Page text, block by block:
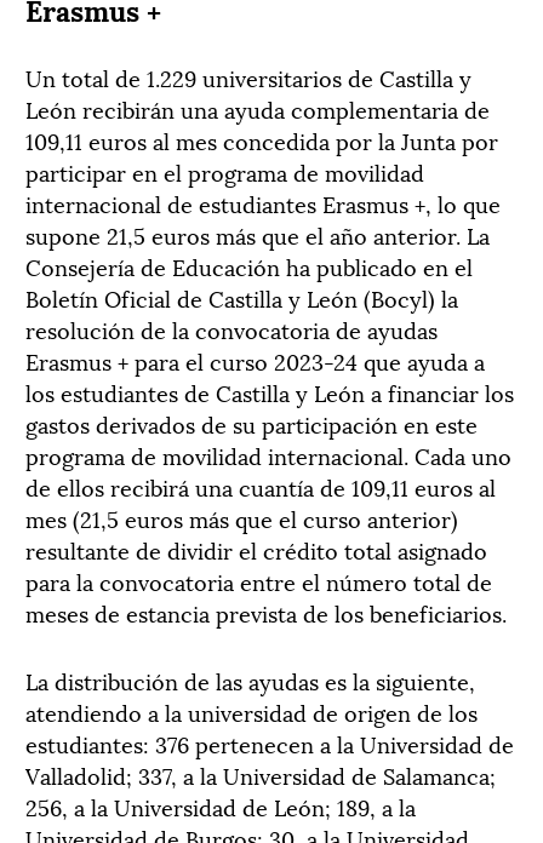
Un total de 1.229 universitarios de Castilla y
León recibirán una ayuda complementaria de
109,11 euros al mes concedida por la Junta por
participar en el programa de movilidad
internacional de estudiantes Erasmus +, lo que
supone 21,5 euros más que el año anterior. La
Consejería de Educación ha publicado en el
Boletín Oficial de Castilla y León (Bocyl) la
resolución de la convocatoria de ayudas
Erasmus + para el curso 2023-24 que ayuda a
los estudiantes de Castilla y León a financiar los
gastos derivados de su participación en este
programa de movilidad internacional. Cada uno
de ellos recibirá una cuantía de 109,11 euros al
mes (21,5 euros más que el curso anterior)
resultante de dividir el crédito total asignado
para la convocatoria entre el número total de
meses de estancia prevista de los beneficiarios.
La distribución de las ayudas es la siguiente,
atendiendo a la universidad de origen de los
estudiantes: 376 pertenecen a la Universidad de
Valladolid; 337, a la Universidad de Salamanca;
256, a la Universidad de León; 189, a la